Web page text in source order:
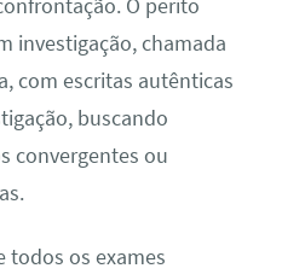
O perito
investigação, chamada
com escritas autênticas
buscando
convergentes ou
todos os exames